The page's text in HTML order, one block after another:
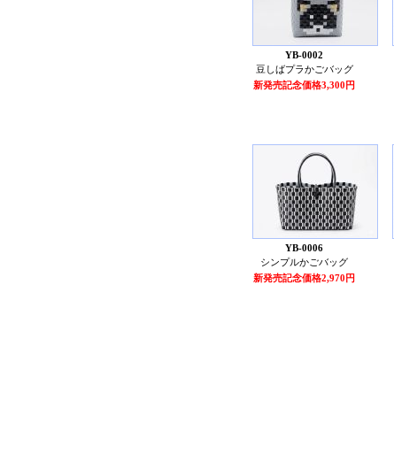
YB-0002
豆しばプラかごバッグ
新発売記念価格3,300円
YB-0006
シンプルかごバッグ
新発売記念価格2,970円